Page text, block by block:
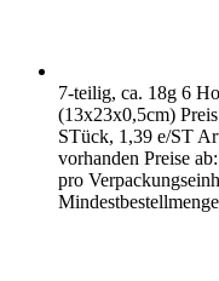
7-teilig, ca. 18g 6
(13x23x0,5cm)
STück, 1,39 e/ST
vorhanden Preise
pro